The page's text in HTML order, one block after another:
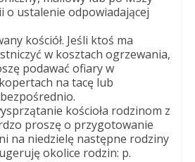
o ustalenie odpowiadającej
kościół. Jeśli ktoś ma
w kosztach ogrzewania,
podawać ofiary w
na tacę lub
kościoła rodzinom z
proszę o przygotowanie
na niedzielę następne rodziny
okolice rodzin: p.